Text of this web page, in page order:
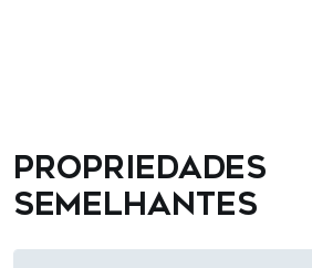
Propriedades
semelhantes